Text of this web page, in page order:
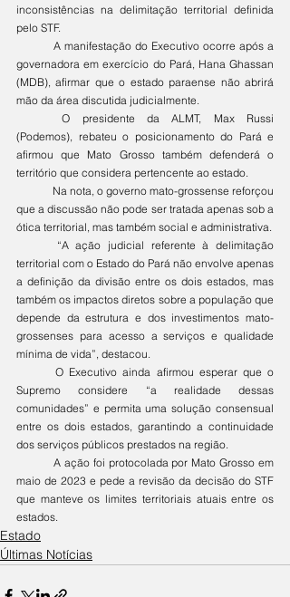
inconsistências na delimitação territorial definida
pelo STF.
governadora em exercício do Pará, Hana Ghassan
(MDB), afirmar que o estado paraense não abrirá
mão da área discutida judicialmente.
	O presidente da ALMT, Max Russi
(Podemos), rebateu o posicionamento do Pará e
afirmou que Mato Grosso também defenderá o
território que considera pertencente ao estado.
que a discussão não pode ser tratada apenas sob a
ótica territorial, mas também social e administrativa.
territorial com o Estado do Pará não envolve apenas
a definição da divisão entre os dois estados, mas
também os impactos diretos sobre a população que
depende da estrutura e dos investimentos mato-
grossenses para acesso a serviços e qualidade
mínima de vida”, destacou.
	O Executivo ainda afirmou esperar que o
Supremo considere “a realidade dessas
comunidades” e permita uma solução consensual
entre os dois estados, garantindo a continuidade
dos serviços públicos prestados na região.
maio de 2023 e pede a revisão da decisão do STF
que manteve os limites territoriais atuais entre os
estados.
Estado
Últimas Notícias